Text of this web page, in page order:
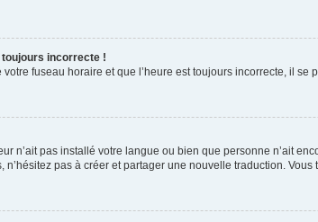
toujours incorrecte !
fuseau horaire et que l’heure est toujours incorrecte, il
n’ait pas installé votre langue ou bien que personne n’ait
n’hésitez pas à créer et partager une nouvelle traduction.